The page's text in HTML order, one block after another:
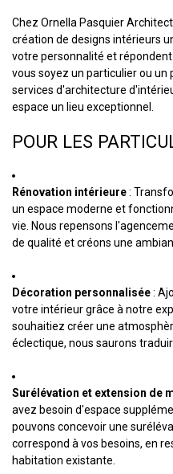
Chez Ornella Pasquier
création de designs intérieurs
votre personnalité et
vous soyez un particulier ou un
services d'architecture
espace un lieu exceptionnel.
POUR LES
Rénovation intérieure:
un espace moderne et
vie. Nous repensons
de qualité et créons une
Décoration personnalisée:
votre intérieur grâce à notre
souhaitiez créer une
éclectique, nous saurons
Surélévation et extension de
avez besoin d'espace
pouvons concevoir une
correspond à vos besoins, en
habitation existante.